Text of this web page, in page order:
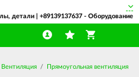
детали | +89139137637 - Оборудование
Вентиляция Прямоугольная вентиляция